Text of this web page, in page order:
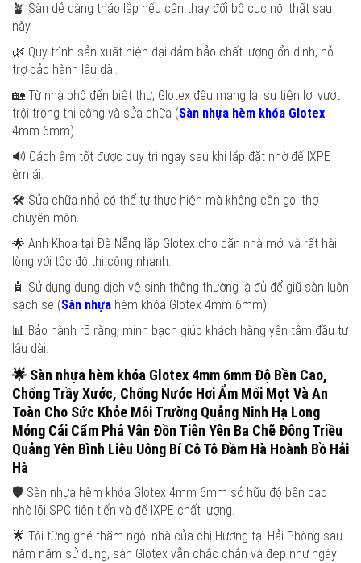
🪴 Sàn dễ dàng tháo lắp nếu cần thay đổi bố cục nội thất sau
này.
🌿 Quy trình sản xuất hiện đại đảm bảo chất lượng ổn định, hỗ
trợ bảo hành lâu dài.
🏡 Từ nhà phố đến biệt thự, Glotex đều mang lại sự tiện lợi vượt
trội trong thi công và sửa chữa (Sàn nhựa hèm khóa Glotex
4mm 6mm).
🔊 Cách âm tốt được duy trì ngay sau khi lắp đặt nhờ đế IXPE
êm ái.
🛠️ Sửa chữa nhỏ có thể tự thực hiện mà không cần gọi thợ
chuyên môn.
🌟 Anh Khoa tại Đà Nẵng lắp Glotex cho căn nhà mới và rất hài
lòng với tốc độ thi công nhanh.
🧴 Sử dụng dung dịch vệ sinh thông thường là đủ để giữ sàn luôn
sạch sẽ (Sàn nhựa hèm khóa Glotex 4mm 6mm).
📊 Bảo hành rõ ràng, minh bạch giúp khách hàng yên tâm đầu tư
lâu dài.
🌟 Sàn nhựa hèm khóa Glotex 4mm 6mm Độ Bền Cao,
Chống Trầy Xước, Chống Nước Hơi Ẩm Mối Mọt Và An
Toàn Cho Sức Khỏe Môi Trường Quảng Ninh Hạ Long
Móng Cái Cẩm Phả Vân Đồn Tiên Yên Ba Chẽ Đông Triều
Quảng Yên Bình Liêu Uông Bí Cô Tô Đầm Hà Hoành Bồ Hải
Hà
🛡️ Sàn nhựa hèm khóa Glotex 4mm 6mm sở hữu độ bền cao
nhờ lõi SPC tiên tiến và đế IXPE chất lượng.
🌟 Tôi từng ghé thăm ngôi nhà của chị Hương tại Hải Phòng sau
năm năm sử dụng, sàn Glotex vẫn chắc chắn và đẹp như ngày